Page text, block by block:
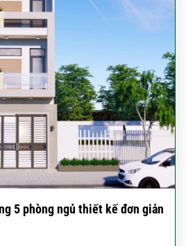
5 phòng ngủ thiết kế đơn giản